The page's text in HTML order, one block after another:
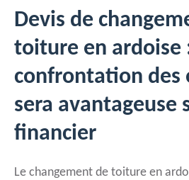
Devis de
toiture en ardoise
confrontation des
sera avantageuse
financier
Le changement de toiture en